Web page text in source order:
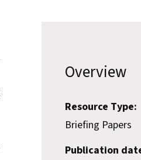
Overview
Resource Type:
Briefing Papers
Publication